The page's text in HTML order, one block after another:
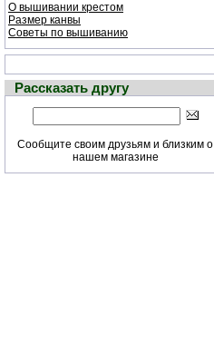
О вышивании крестом
Размер канвы
Советы по вышиванию
Рассказать другу
Сообщите своим друзьям и близким о
нашем магазине